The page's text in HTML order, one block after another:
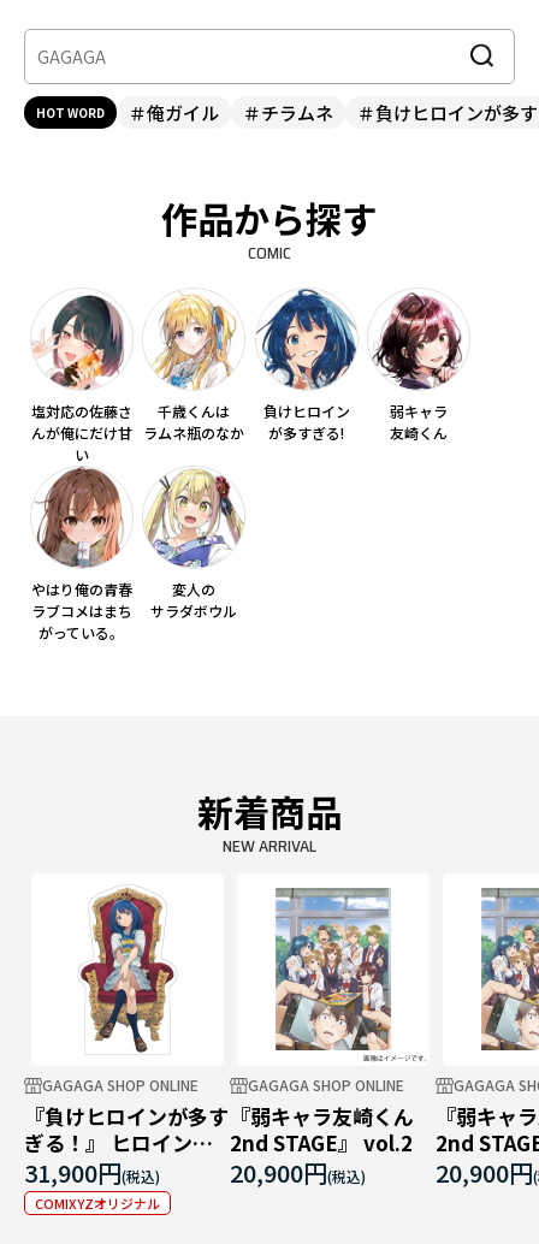
HOT WORD ＃俺ガイル ＃チラムネ ＃負けヒロインが多
作品から探す
COMIC
塩対応の佐藤さ
んが俺にだけ甘
い
千歳くんは
ラムネ瓶のなか
負けヒロイン
が多すぎる!
弱キャラ
友崎くん
やはり俺の青春
ラブコメはまち
がっている。
変人の
サラダボウル
新着商品
NEW ARRIVAL
GAGAGA SHOP ONLINE
『負けヒロインが多す
ぎる！』 ヒロインパ
ネル
31,900円
COMIXYZオリジナル
GAGAGA SHOP ONLINE
『弱キャラ友崎くん
2nd STAGE』 vol.2
20,900円
GAGAGA
『弱キャ
2nd
20,900円